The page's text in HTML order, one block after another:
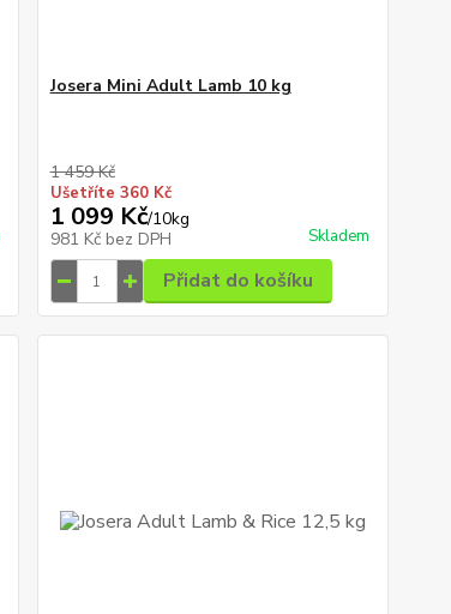
Josera Mini Adult Lamb 10 kg
1 459 Kč
Ušetříte 360 Kč
1 099 Kč/10kg
981 Kč bez DPH Skladem
Přidat do košíku